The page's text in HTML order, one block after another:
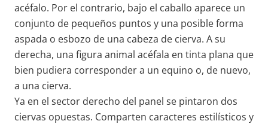
acéfalo. Por el contrario, bajo el caballo aparece un
conjunto de pequeños puntos y una posible forma
aspada o esbozo de una cabeza de cierva. A su
derecha, una figura animal acéfala en tinta plana que
bien pudiera corresponder a un equino o, de nuevo,
a una cierva.
Ya en el sector derecho del panel se pintaron dos
ciervas opuestas. Comparten caracteres estilísticos y